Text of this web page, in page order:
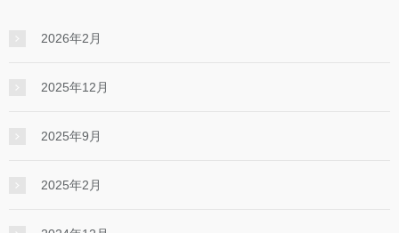
2026年2月
2025年12月
2025年9月
2025年2月